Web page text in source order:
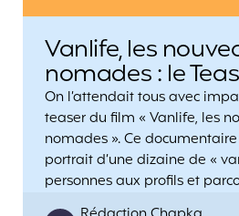
Vanlife, les
nomades : le
On l’attendait tous avec
teaser du film « Vanlife, les
nomades ». Ce documentaire
portrait d’une dizaine de «
personnes aux profils et